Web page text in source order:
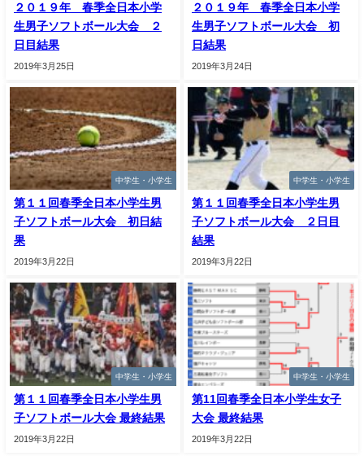
２０１９年 春季全日本小学
生男子ソフトボール大会 ２
日目結果
2019年3月25日
２０１９年 春季全日本小学
生男子ソフトボール大会 初
日結果
2019年3月24日
中学生・小学生
第１１回春季全日本小学生男
子ソフトボール大会 初日結
果
2019年3月22日
中学生・小学生
第１１回春季全日本小学生男
子ソフトボール大会 ２日目
結果
2019年3月22日
中学生・小学生
第１１回春季全日本小学生男
子ソフトボール大会 最終結果
2019年3月22日
中学生・小学生
第11回春季全日本小学生女子
大会 最終結果
2019年3月22日